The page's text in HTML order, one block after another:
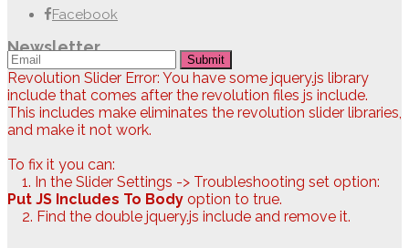
Facebook
Newsletter
Submit
Revolution Slider Error: You have some jquery.js library
include that comes after the revolution files js include.
This includes make eliminates the revolution slider libraries,
and make it not work.
To fix it you can:
1. In the Slider Settings -> Troubleshooting set option:
Put JS Includes To Body option to true.
2. Find the double jquery.js include and remove it.